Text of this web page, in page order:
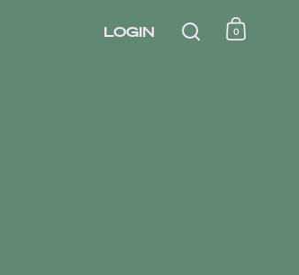
LOGIN
Seek shopping
0